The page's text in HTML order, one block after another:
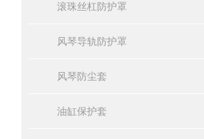
滚珠丝杠防护罩
风琴导轨防护罩
风琴防尘套
油缸保护套